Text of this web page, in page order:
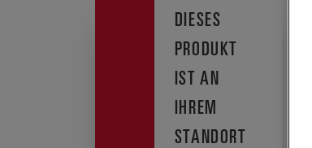
DIESES
PRODUKT
IST AN
IHREM
STANDORT